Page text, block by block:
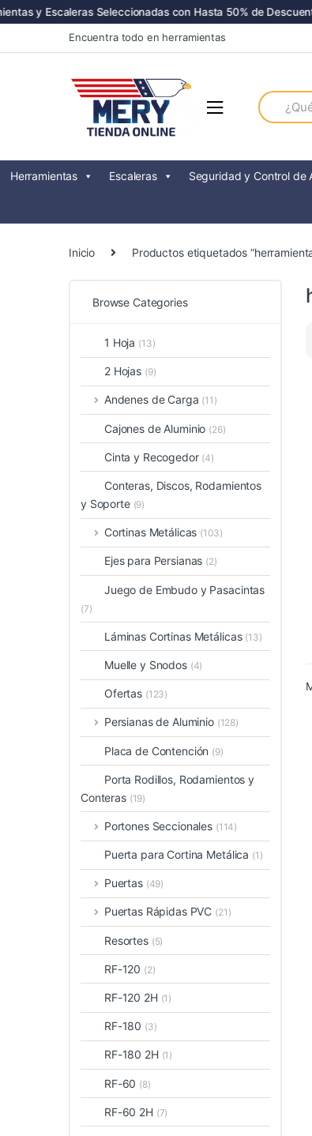
y Escaleras Seleccionadas con Hasta 50% de Descuento
to
to
Encuentra todo en herramientas
Search
for:
Herramientas Escaleras Seguridad y Control de
Inicio Productos etiquetados
Browse Categories
1 Hoja (13)
2 Hojas (9)
Andenes de Carga (11)
Cajones de Aluminio (26)
Cinta y Recogedor (4)
Conteras, Discos, Rodamientos
y Soporte (9)
Cortinas Metálicas (103)
Ejes para Persianas (2)
Juego de Embudo y Pasacintas
(7)
Láminas Cortinas Metálicas (13)
Muelle y Snodos (4)
Ofertas (123)
Persianas de Aluminio (128)
Placa de Contención (9)
Porta Rodillos, Rodamientos y
Conteras (19)
Portones Seccionales (114)
Puerta para Cortina Metálica (1)
Puertas (49)
Puertas Rápidas PVC (21)
Resortes (5)
RF-120 (2)
RF-120 2H (1)
RF-180 (3)
RF-180 2H (1)
RF-60 (8)
RF-60 2H (7)